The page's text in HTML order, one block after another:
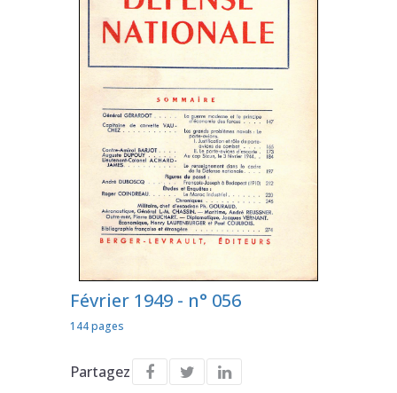
Février 1949 - n° 056
144 pages
Partagez